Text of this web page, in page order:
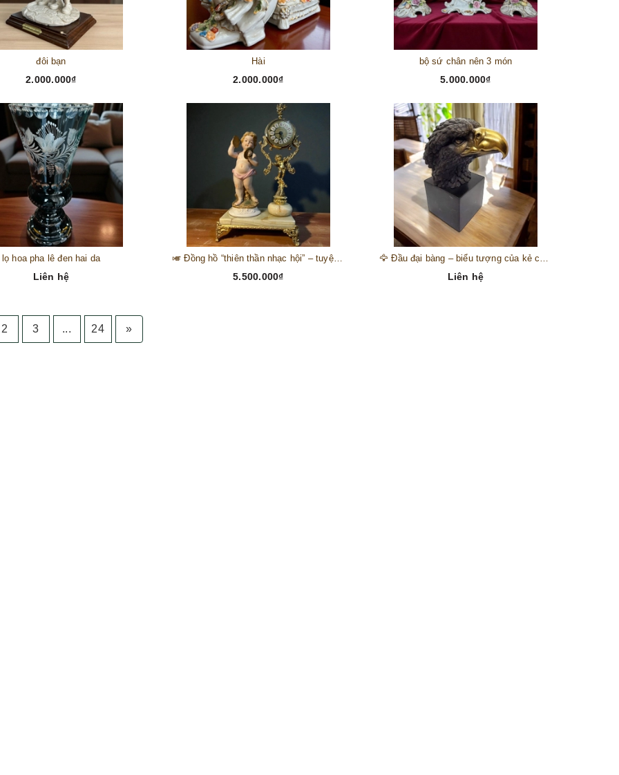
đôi bạn
2.000.000₫
Hài
2.000.000₫
bộ sứ chân nên 3 món
5.000.000₫
lọ hoa pha lê đen hai da
Liên hệ
🎺 Đồng hồ “thiên thần nhạc hội” – tuyệt mỹ phẩm trang trí phong cách hoàng gia 🎼
5.500.000₫ Liên hệ
2 3 ... 24 »